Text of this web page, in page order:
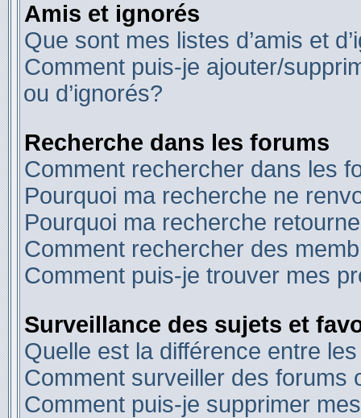
Amis et ignorés
Que sont mes listes d’amis et
Comment puis-je ajouter/
ou d’ignorés?
Recherche dans les forums
Comment rechercher dans les
Pourquoi ma recherche ne
Pourquoi ma recherche
Comment rechercher des
Comment puis-je trouver mes
Surveillance des sujets et
Quelle est la différence entre
Comment surveiller des forums
Comment puis-je supprimer